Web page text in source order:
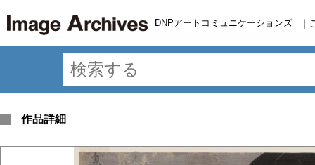
DNPアートコミュニケーションズ ｜
作品詳細